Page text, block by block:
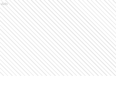
Ads